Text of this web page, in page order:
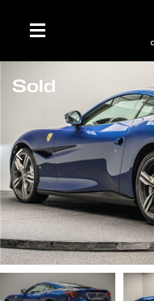
Sold